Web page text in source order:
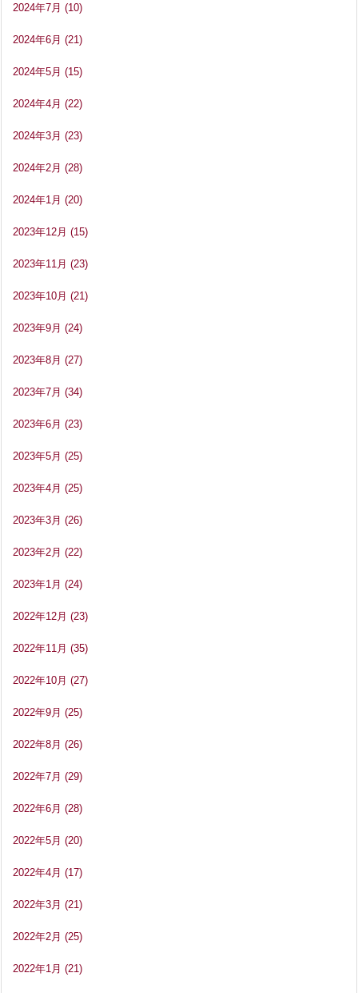
2024年7月 (10)
2024年6月 (21)
2024年5月 (15)
2024年4月 (22)
2024年3月 (23)
2024年2月 (28)
2024年1月 (20)
2023年12月 (15)
2023年11月 (23)
2023年10月 (21)
2023年9月 (24)
2023年8月 (27)
2023年7月 (34)
2023年6月 (23)
2023年5月 (25)
2023年4月 (25)
2023年3月 (26)
2023年2月 (22)
2023年1月 (24)
2022年12月 (23)
2022年11月 (35)
2022年10月 (27)
2022年9月 (25)
2022年8月 (26)
2022年7月 (29)
2022年6月 (28)
2022年5月 (20)
2022年4月 (17)
2022年3月 (21)
2022年2月 (25)
2022年1月 (21)